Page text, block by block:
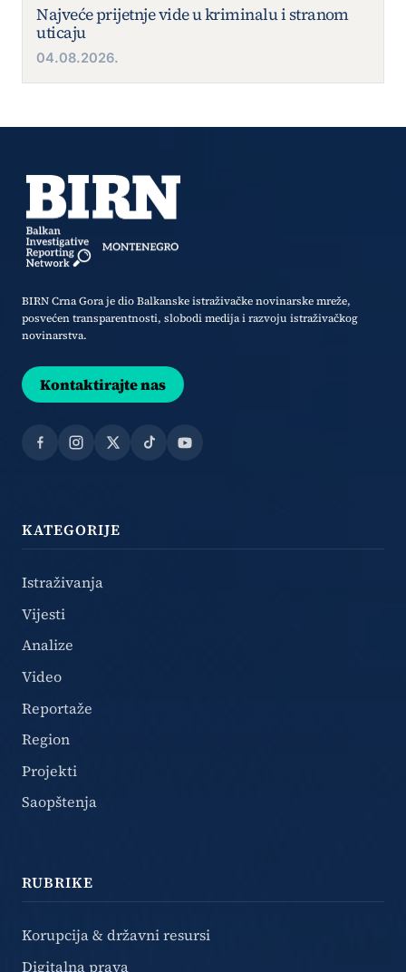
Najveće prijetnje vide u kriminalu i stranom
uticaju
04.08.2026.
BIRN Crna Gora je dio Balkanske istraživačke novinarske mreže,
posvećen transparentnosti, slobodi medija i razvoju istraživačkog
novinarstva.
Kontaktirajte nas
Facebook
Instagram
X TikTokYouTube
KATEGORIJE
Istraživanja
Vijesti
Analize
Video
Reportaže
Region
Projekti
Saopštenja
RUBRIKE
Korupcija & državni resursi
Digitalna prava